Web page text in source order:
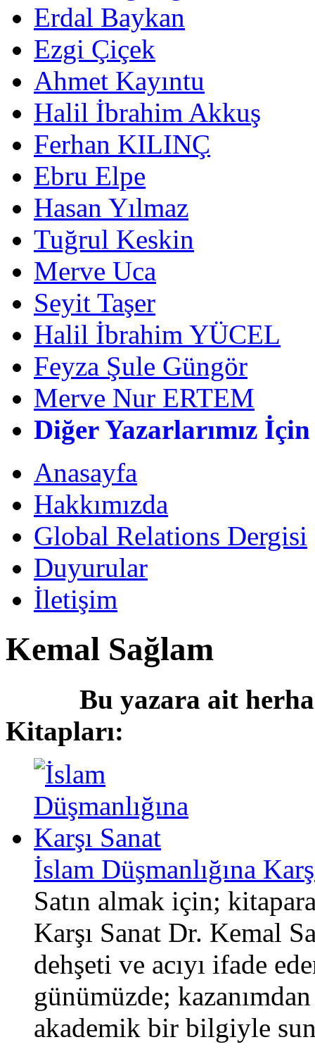
Erdal Baykan
Ezgi Çiçek
Ahmet Kayıntu
Halil İbrahim Akkuş
Ferhan KILINÇ
Ebru Elpe
Hasan Yılmaz
Tuğrul Keskin
Merve Uca
Seyit Taşer
Halil İbrahim YÜCEL
Feyza Şule Güngör
Merve Nur ERTEM
Diğer Yazarlarımız İçin
Anasayfa
Hakkımızda
Global Relations Dergisi
Duyurular
İletişim
Kemal Sağlam
Bu yazara ait
Kitapları:
İslam Düşmanlığına
Satın almak için;
Karşı Sanat Dr. Kemal
dehşeti ve acıyı ifade
günümüzde;
akademik bir bilgiyle